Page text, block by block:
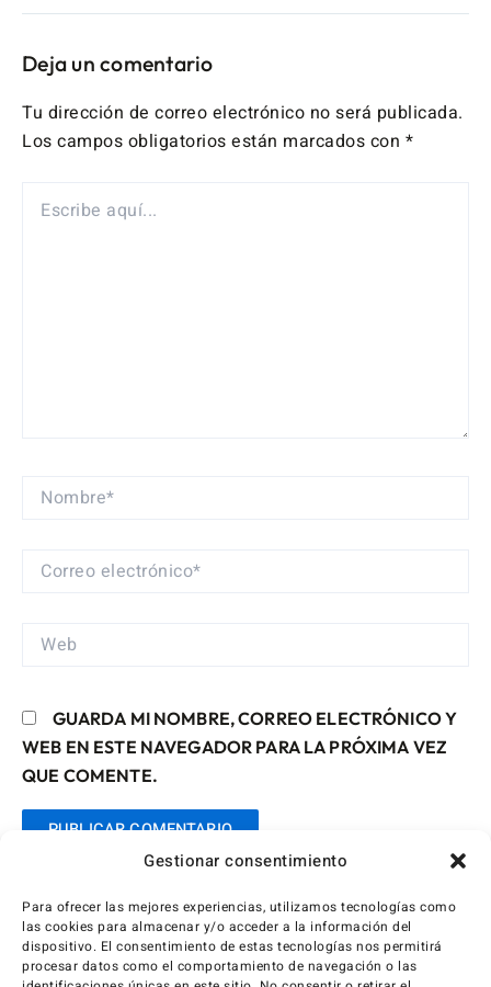
Gestionar consentimiento
Para ofrecer las mejores experiencias, utilizamos tecnologías como
las cookies para almacenar y/o acceder a la información del
dispositivo. El consentimiento de estas tecnologías nos permitirá
procesar datos como el comportamiento de navegación o las
Deja un comentario
Tu dirección de correo electrónico no será publicada.
Los campos obligatorios están marcados con *
AQUÍ...
NOMBRE*
CORREO
WEB
GUARDA MI NOMBRE, CORREO ELECTRÓNICO Y
WEB EN ESTE NAVEGADOR PARA LA PRÓXIMA VEZ
QUE COMENTE.